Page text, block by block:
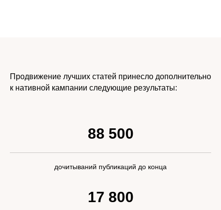
Продвижение лучших статей принесло дополнительно
к нативной кампании следующие результаты:
88 500
дочитываний публикаций до конца
17 800